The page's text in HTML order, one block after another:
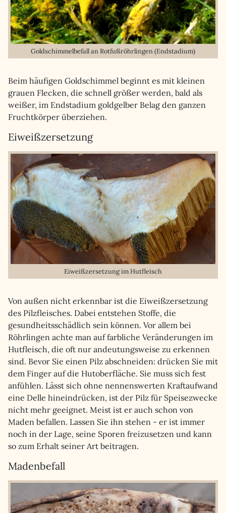
Goldschimmelbefall an Rotfußröhrlingen (Endstadium)
Beim häufigen Goldschimmel beginnt es mit kleinen
grauen Flecken, die schnell größer werden, bald als
weißer, im Endstadium goldgelber Belag den ganzen
Fruchtkörper überziehen.
Eiweißzersetzung
Eiweißzersetzung im Hutfleisch
Von außen nicht erkennbar ist die Eiweißzersetzung
des Pilzfleisches. Dabei entstehen Stoffe, die
gesundheitsschädlich sein können. Vor allem bei
Röhrlingen achte man auf farbliche Veränderungen im
Hutfleisch, die oft nur andeutungsweise zu erkennen
sind. Bevor Sie einen Pilz abschneiden: drücken Sie mit
dem Finger auf die Hutoberfläche. Sie muss sich fest
anfühlen. Lässt sich ohne nennenswerten Kraftaufwand
eine Delle hineindrücken, ist der Pilz für Speisezwecke
nicht mehr geeignet. Meist ist er auch schon von
Maden befallen. Lassen Sie ihn stehen - er ist immer
noch in der Lage, seine Sporen freizusetzen und kann
so zum Erhalt seiner Art beitragen.
Madenbefall